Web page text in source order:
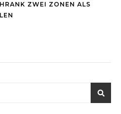
ZWEI ZONEN ALS